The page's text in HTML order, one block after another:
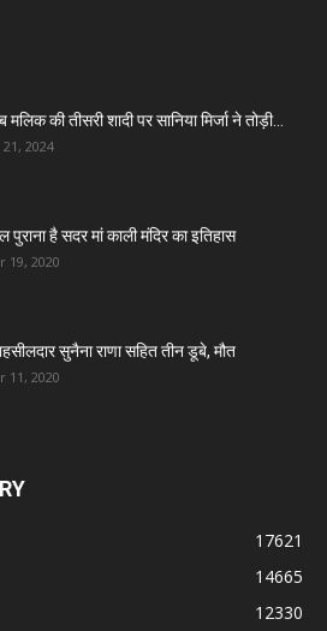
मलिक की तीसरी शादी पर सानिया मिर्जा ने तोड़ी...
2024
पुराना है सदर मां काली मंदिर का इतिहास
19, 2020
सुनैना राणा सहित तीन डूबे, मौत
11, 2020
17621
14665
12330